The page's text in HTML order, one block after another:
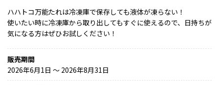
ハハトコ万能たれは冷凍庫で保存しても液体が凍らない！
使いたい時に冷凍庫から取り出してもすぐに使えるので、日持ちが
気になる方はぜひお試しください！
販売期間
2026年6月1日 〜 2026年8月31日